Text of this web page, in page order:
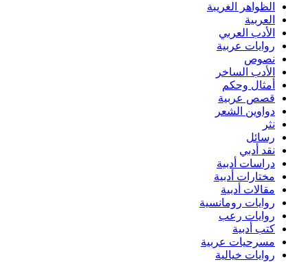
الظواهر الغريبة‏
العربية
الأدب العربي
روايات عربية
نصوص
الأدب الساخر
أمثال وحكم
قصص عربية
دواوين الشعر
نثر
رسائل
نقد أدبي
دراسات أدبية
مختارات أدبية
مقالات أدبية
روايات رومانسية
روايات رعب
كتب أدبية
مسرحيات عربية
روايات خيالية